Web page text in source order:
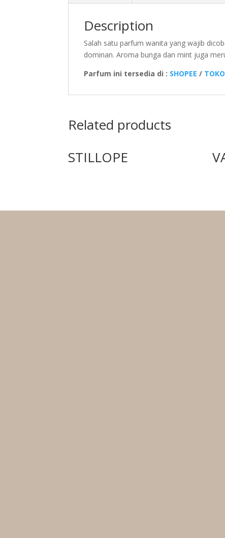
Description
Salah satu parfum wanita yang wajib
dominan. Aroma bunga dan mint juga
Parfum ini tersedia di : SHOPEE /
Related products
STILLOPE